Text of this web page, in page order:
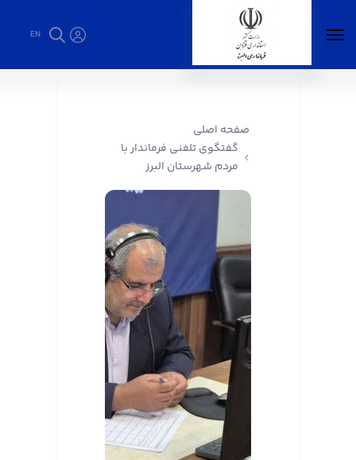
EN
صفحه اصلی
گفتگوی تلفنی فرماندار با
مردم شهرستان البرز